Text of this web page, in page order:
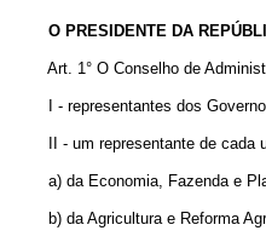
O PRESIDENTE DA
Art. 1° O Conselho de
I - representantes dos Governos
II - um representante de cada
a) da Economia, Fazenda e
b) da Agricultura e Reforma